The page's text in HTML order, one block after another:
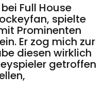
Full House
spielte
Prominenten
Er zog mich zur
diesen wirklich
getroffen